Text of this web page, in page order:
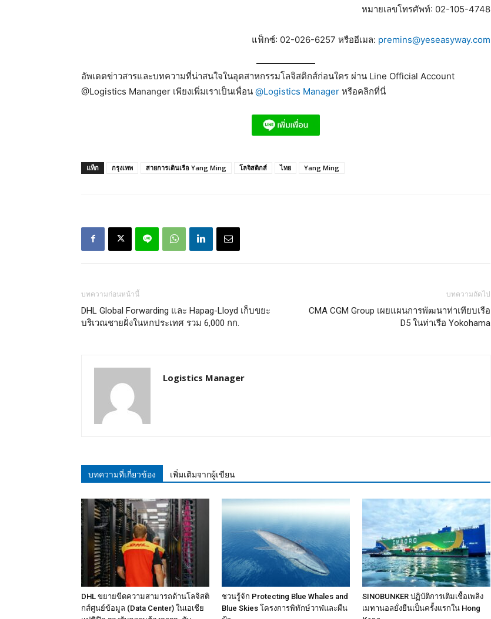
หมายเลขโทรศัพท์: 02-105-4748
แฟ็กซ์: 02-026-6257 หรืออีเมล: premins@yeseasyway.com
อัพเดตข่าวสารและบทความที่น่าสนใจในอุตสาหกรรมโลจิสติกส์ก่อนใคร ผ่าน Line Official Account
@Logistics Mananger เพียงเพิ่มเราเป็นเพื่อน @Logistics Manager หรือคลิกที่นี่
แท็ก กรุงเทพ สายการเดินเรือ Yang Ming โลจิสติกส์ ไทย Yang Ming
บทความก่อนหน้านี้
DHL Global Forwarding และ Hapag-Lloyd เก็บขยะ
บริเวณชายฝั่งในหกประเทศ รวม 6,000 กก.
บทความถัดไป
CMA CGM Group เผยแผนการพัฒนาท่าเทียบเรือ
D5 ในท่าเรือ Yokohama
Logistics Manager
บทความที่เกี่ยวข้อง เพิ่มเติมจากผู้เขียน
DHL ขยายขีดความสามารถด้านโลจิสติ
กส์ศูนย์ข้อมูล (Data Center) ในเอเชีย
ชวนรู้จัก Protecting Blue Whales and
Blue Skies โครงการพิทักษ์วาฬและผืน
SINOBUNKER ปฏิบัติการเติมเชื้อเพลิง
เมทานอลยั่งยืนเป็นครั้งแรกใน Hong